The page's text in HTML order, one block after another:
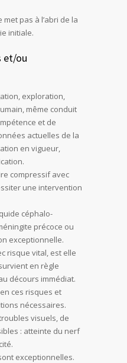
pas à l’abri de la
initiale.
et/ou
exploration,
même conduit
et de
actuelles de la
en vigueur,
compressif avec
une intervention
céphalo-
précoce ou
exceptionnelle.
risque vital, est elle
en règle
décours immédiat.
ces risques et
nécessaires.
visuels, de
: atteinte du nerf
exceptionnelles.